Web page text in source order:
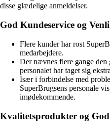
disse glædelige anmeldelser.
God Kundeservice og
Flere kunder har rost
medarbejdere.
Der nævnes flere gange
personalet har taget sig
Især i forbindelse med
SuperBrugsens personale
imødekommende.
Kvalitetsprodukter og